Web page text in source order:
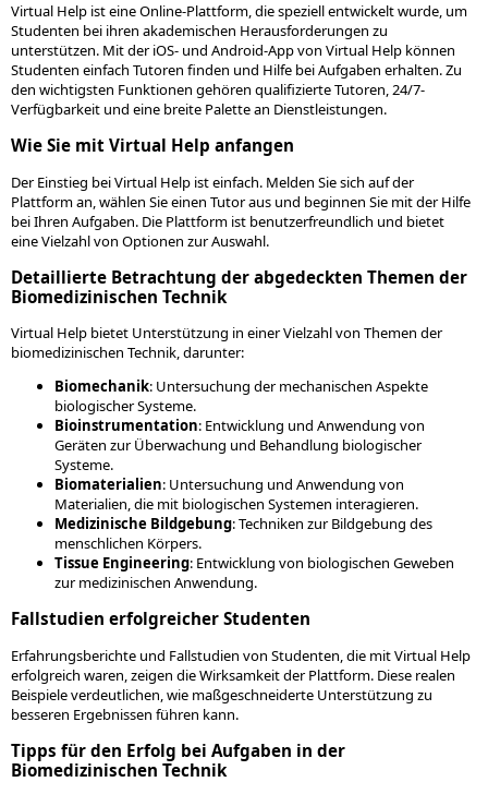
Virtual Help ist eine Online-Plattform, die speziell entwickelt wurde, um
Studenten bei ihren akademischen Herausforderungen zu
unterstützen. Mit der iOS- und Android-App von Virtual Help können
Studenten einfach Tutoren finden und Hilfe bei Aufgaben erhalten. Zu
den wichtigsten Funktionen gehören qualifizierte Tutoren, 24/7-
Verfügbarkeit und eine breite Palette an Dienstleistungen.
Wie Sie mit Virtual Help anfangen
Der Einstieg bei Virtual Help ist einfach. Melden Sie sich auf der
Plattform an, wählen Sie einen Tutor aus und beginnen Sie mit der Hilfe
bei Ihren Aufgaben. Die Plattform ist benutzerfreundlich und bietet
eine Vielzahl von Optionen zur Auswahl.
Detaillierte Betrachtung der abgedeckten Themen der
Biomedizinischen Technik
Virtual Help bietet Unterstützung in einer Vielzahl von Themen der
biomedizinischen Technik, darunter:
Biomechanik: Untersuchung der mechanischen Aspekte
biologischer Systeme.
Bioinstrumentation: Entwicklung und Anwendung von
Geräten zur Überwachung und Behandlung biologischer
Systeme.
Biomaterialien: Untersuchung und Anwendung von
Materialien, die mit biologischen Systemen interagieren.
Medizinische Bildgebung: Techniken zur Bildgebung des
menschlichen Körpers.
Tissue Engineering: Entwicklung von biologischen Geweben
zur medizinischen Anwendung.
Fallstudien erfolgreicher Studenten
Erfahrungsberichte und Fallstudien von Studenten, die mit Virtual Help
erfolgreich waren, zeigen die Wirksamkeit der Plattform. Diese realen
Beispiele verdeutlichen, wie maßgeschneiderte Unterstützung zu
besseren Ergebnissen führen kann.
Tipps für den Erfolg bei Aufgaben in der
Biomedizinischen Technik